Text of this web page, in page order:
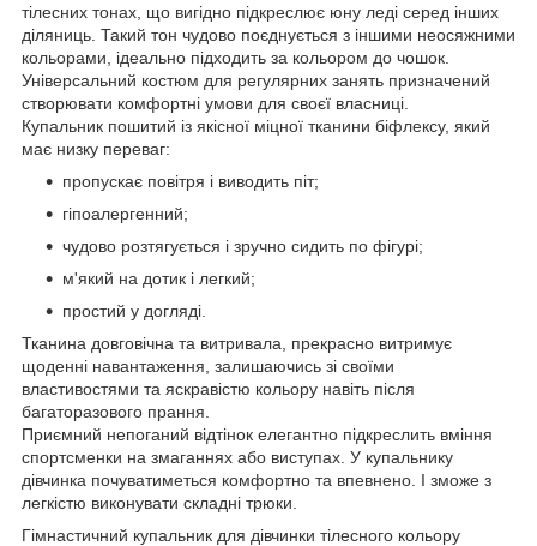
тілесних тонах, що вигідно підкреслює юну леді серед інших
діляниць. Такий тон чудово поєднується з іншими неосяжними
кольорами, ідеально підходить за кольором до чошок.
Універсальний костюм для регулярних занять призначений
створювати комфортні умови для своєї власниці.
Купальник пошитий із якісної міцної тканини біфлексу, який
має низку переваг:
пропускає повітря і виводить піт;
гіпоалергенний;
чудово розтягується і зручно сидить по фігурі;
м'який на дотик і легкий;
простий у догляді.
Тканина довговічна та витривала, прекрасно витримує
щоденні навантаження, залишаючись зі своїми
властивостями та яскравістю кольору навіть після
багаторазового прання.
Приємний непоганий відтінок елегантно підкреслить вміння
спортсменки на змаганнях або виступах. У купальнику
дівчинка почуватиметься комфортно та впевнено. І зможе з
легкістю виконувати складні трюки.
Гімнастичний купальник для дівчинки тілесного кольору